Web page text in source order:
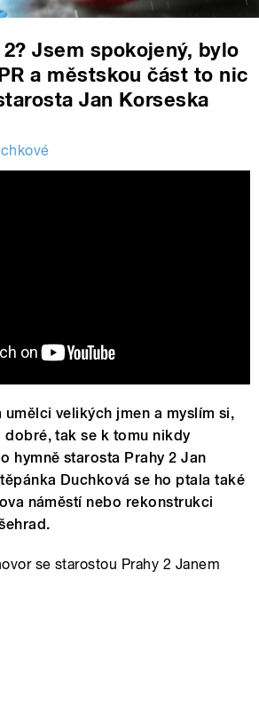
Jsem spokojený, bylo
a městskou část to nic
Jan Korseska
umělci velikých jmen a myslím si,
tak se k tomu nikdy
hymně starosta Prahy 2 Jan
Duchková se ho ptala také
náměstí nebo rekonstrukci
se starostou Prahy 2 Janem